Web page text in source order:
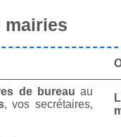
mairies
de bureau au
, vos secrétaires,